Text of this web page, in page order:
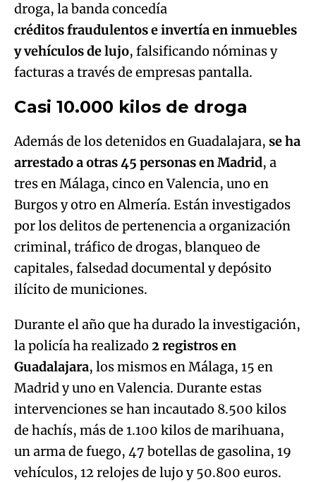
droga, la banda concedía
créditos fraudulentos e invertía en inmuebles
y vehículos de lujo, falsificando nóminas y
facturas a través de empresas pantalla.
Casi 10.000 kilos de droga
Además de los detenidos en Guadalajara, se ha
arrestado a otras 45 personas en Madrid, a
tres en Málaga, cinco en Valencia, uno en
Burgos y otro en Almería. Están investigados
por los delitos de pertenencia a organización
criminal, tráfico de drogas, blanqueo de
capitales, falsedad documental y depósito
ilícito de municiones.
Durante el año que ha durado la investigación,
la policía ha realizado 2 registros en
Guadalajara, los mismos en Málaga, 15 en
Madrid y uno en Valencia. Durante estas
intervenciones se han incautado 8.500 kilos
de hachís, más de 1.100 kilos de marihuana,
un arma de fuego, 47 botellas de gasolina, 19
vehículos, 12 relojes de lujo y 50.800 euros.